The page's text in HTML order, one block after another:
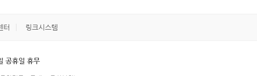
터 링크시스템
공휴일 휴무